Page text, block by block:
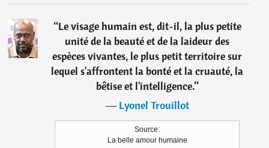
“Le visage humain est, dit-il, la plus petite
unité de la beauté et de la laideur des
espèces vivantes, le plus petit territoire sur
lequel s'affrontent la bonté et la cruauté, la
bêtise et l'intelligence.”
―Lyonel Trouillot
Source:
La belle amour humaine